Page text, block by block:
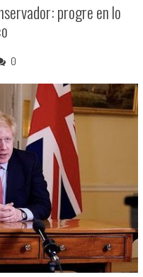
progre en lo
0